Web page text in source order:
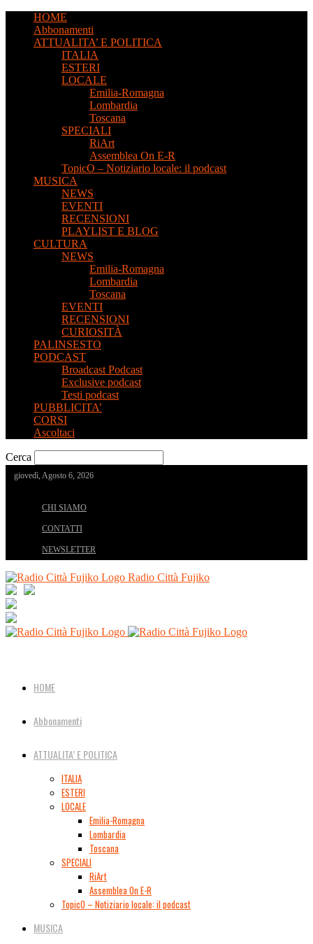
HOME
Abbonamenti
ATTUALITA’ E POLITICA
ITALIA
ESTERI
LOCALE
Emilia-Romagna
Lombardia
Toscana
SPECIALI
RiArt
Assemblea On E-R
TopicO – Notiziario locale: il podcast
MUSICA
NEWS
EVENTI
RECENSIONI
PLAYLIST E BLOG
CULTURA
NEWS
Emilia-Romagna
Lombardia
Toscana
EVENTI
RECENSIONI
CURIOSITÀ
PALINSESTO
PODCAST
Broadcast Podcast
Exclusive podcast
Testi podcast
PUBBLICITA’
CORSI
Ascoltaci
Cerca
giovedì, Agosto 6, 2026
CHI SIAMO
CONTATTI
NEWSLETTER
Radio Città Fujiko
HOME
Abbonamenti
ATTUALITA’ E POLITICA
ITALIA
ESTERI
LOCALE
Emilia-Romagna
Lombardia
Toscana
SPECIALI
RiArt
Assemblea On E-R
TopicO – Notiziario locale: il podcast
MUSICA